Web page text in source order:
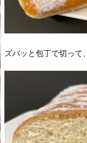
ズバッと包丁で切って、